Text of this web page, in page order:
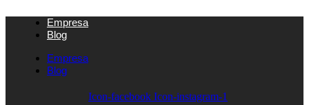
Empresa
Blog
Empresa
Blog
Icon-facebook Icon-instagram-1